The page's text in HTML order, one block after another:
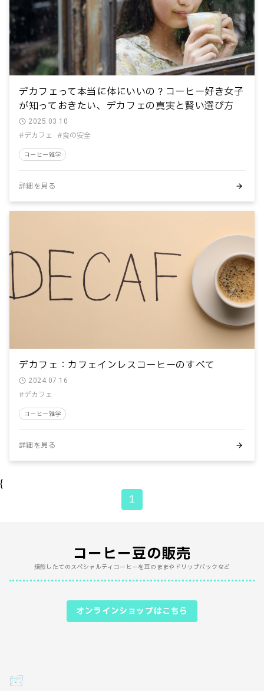
#インスタントコーヒー
#エスプレッソ
#オーガニック
#おいしいコーヒー
#キャンプ
#ゲイシャ
#コーヒーの歴史
#コーヒー濃度
#コーヒー生産国
#コーヒー豆の種類
#コンビニコーヒー
#シドラ
#シングルオリジン
#スペシャルティコーヒー
#デカフェ
#フェアトレード
#フレーバ
#ラテアート
#世界３大コーヒー
#焙煎度合
#食の安全
デカフェって本当に体にいいの？コーヒー好き女子
が知っておきたい、デカフェの真実と賢い選び方
2025.03.10
#デカフェ #食の安全
コーヒー雑学
詳細を見る
デカフェ：カフェインレスコーヒーのすべて
2024.07.16
#デカフェ
コーヒー雑学
詳細を見る
{
1
コーヒー豆の販売
焙煎したてのスペシャルティコーヒーを豆のままやドリップバックなど
オンラインショップはこちら